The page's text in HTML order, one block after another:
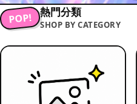
POP! 熱門分類
SHOP BY CATEGORY